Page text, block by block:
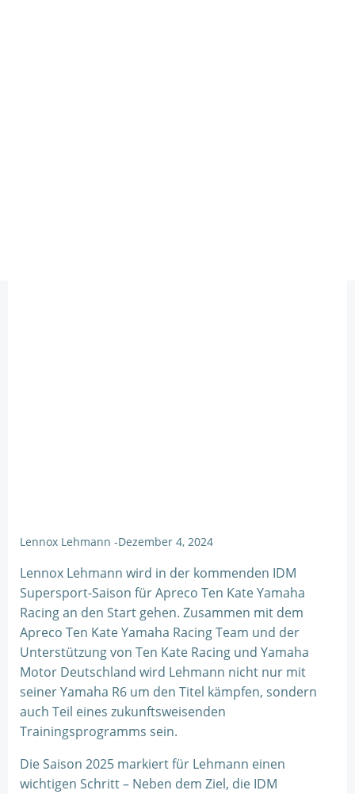
Lennox Lehmann -Dezember 4, 2024
Lennox Lehmann wird in der kommenden IDM
Supersport-Saison für Apreco Ten Kate Yamaha
Racing an den Start gehen. Zusammen mit dem
Apreco Ten Kate Yamaha Racing Team und der
Unterstützung von Ten Kate Racing und Yamaha
Motor Deutschland wird Lehmann nicht nur mit
seiner Yamaha R6 um den Titel kämpfen, sondern
auch Teil eines zukunftsweisenden
Trainingsprogramms sein.
Die Saison 2025 markiert für Lehmann einen
wichtigen Schritt – Neben dem Ziel, die IDM